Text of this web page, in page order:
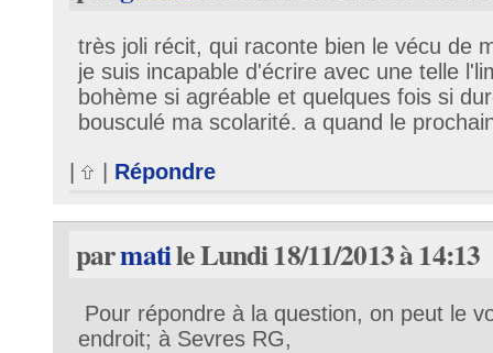
très joli récit, qui raconte bien le vécu de
je suis incapable d'écrire avec une telle
bohème si agréable et quelques fois si
bousculé ma scolarité. a quand le
Répondre
parmatile Lundi 18/11/2013 à 14:13
Pour répondre à la question, on peut le
endroit; à Sevres RG,